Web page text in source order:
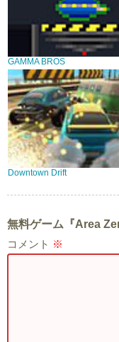
GAMMA BROS
Downtown Drift
無料ゲーム『Area
コメント ※